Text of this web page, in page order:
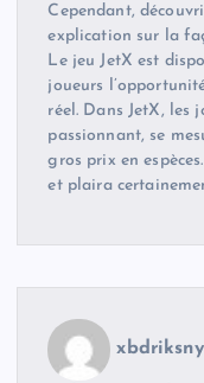
Cependant,
explication sur la
Le jeu JetX est
joueurs
réel. Dans JetX, les
passionnant, se
gros prix en
et plaira
xbdriksny